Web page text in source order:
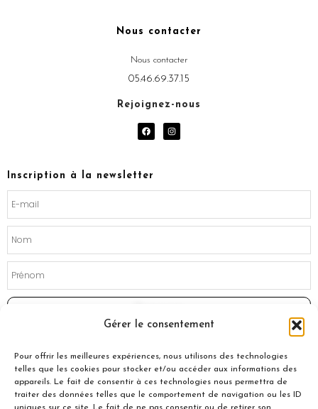
Gérer le consentement
Pour offrir les meilleures expériences, nous utilisons des technologies
telles que les cookies pour stocker et/ou accéder aux informations des
appareils. Le fait de consentir à ces technologies nous permettra de
traiter des données telles que le comportement de navigation ou les ID
Nous contacter
Nous contacter
05.46.69.37.15
Rejoignez-nous
F
a
o
I
n
Inscription à la newsletter